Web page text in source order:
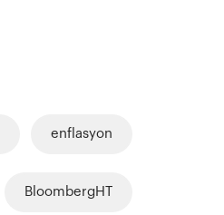
enflasyon
BloombergHT